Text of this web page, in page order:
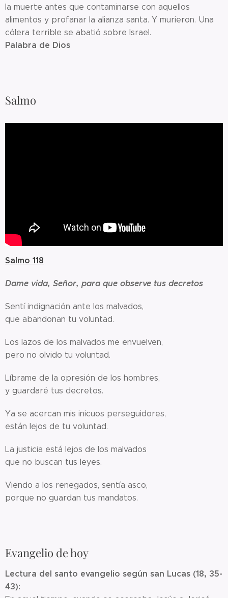
la muerte antes que contaminarse con aquellos
alimentos y profanar la alianza santa. Y murieron. Una
cólera terrible se abatió sobre Israel.
Palabra de Dios
Salmo
Salmo 118
Dame vida, Señor, para que observe tus decretos
Sentí indignación ante los malvados,
que abandonan tu voluntad.
Los lazos de los malvados me envuelven,
pero no olvido tu voluntad.
Líbrame de la opresión de los hombres,
y guardaré tus decretos.
Ya se acercan mis inicuos perseguidores,
están lejos de tu voluntad.
La justicia está lejos de los malvados
que no buscan tus leyes.
Viendo a los renegados, sentía asco,
porque no guardan tus mandatos.
Evangelio de hoy
Lectura del santo evangelio según san Lucas (18, 35-
43):